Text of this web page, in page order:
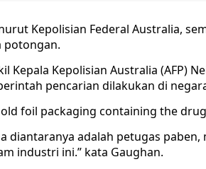
Kepolisian Federal Australia,
potongan.
Kepala Kepolisian Australia (AFP)
pencarian dilakukan di
diantaranya adalah petugas
industri ini.” kata Gaughan.